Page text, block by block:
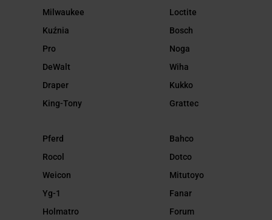
Milwaukee
Kuźnia
Pro
DeWalt
Draper
King-Tony
Loctite
Bosch
Noga
Wiha
Kukko
Grattec
Pferd
Rocol
Weicon
Yg-1
Holmatro
Bahco
Dotco
Mitutoyo
Fanar
Forum